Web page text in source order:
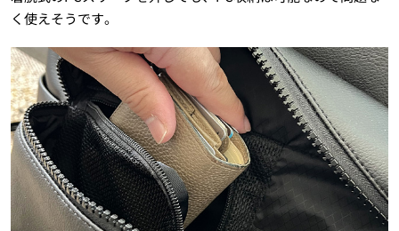
く使えそうです。